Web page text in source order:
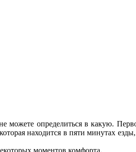
определиться в какую.
находится в пяти минутах
моментов комфорта.